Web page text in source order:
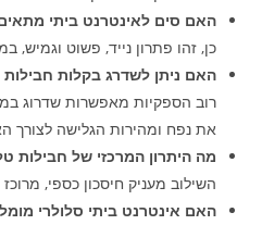
האם סים לאינטרנט ביתי
כן, זהו פתרון נייד, פשוט וגמיש,
האם ניתן לשדרג בקלות חבילות
רוב הספקיות מאפשרות שדרוג
את נפח ומהירות הגלישה לצורך
מה היתרון המרכזי של חבילות
השילוב מעניק חיסכון כספי,
האם אינטרנט ביתי סלולרי